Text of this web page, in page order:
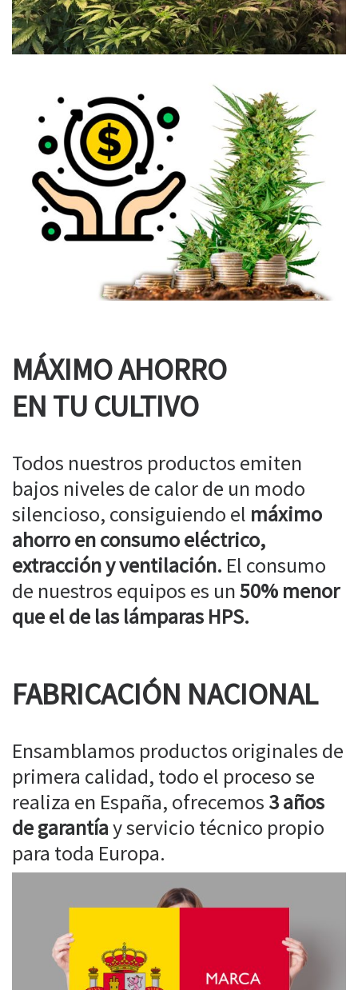
MÁXIMO AHORRO
EN TU CULTIVO
Todos nuestros productos emiten
bajos niveles de calor de un modo
silencioso, consiguiendo el máximo
ahorro en consumo eléctrico,
extracción y ventilación. El consumo
de nuestros equipos es un50% menor
que el de las lámparas HPS.
FABRICACIÓN NACIONAL
Ensamblamos productos originales de
primera calidad, todo el proceso se
realiza en España, ofrecemos 3 años
de garantíay servicio técnico propio
para toda Europa.